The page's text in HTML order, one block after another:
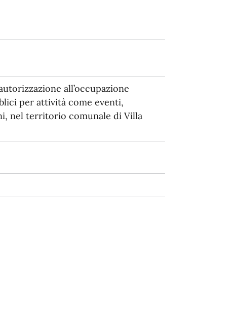
all’occupazione
per attività come eventi,
nel territorio comunale di Villa